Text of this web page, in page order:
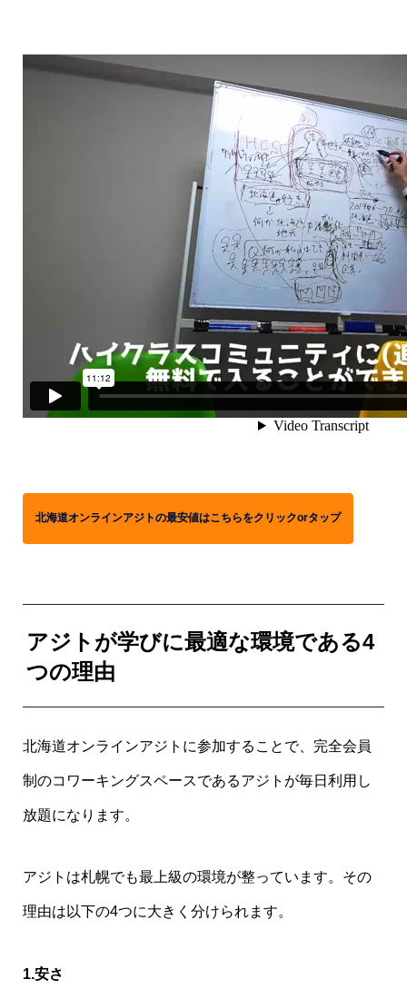
北海道オンラインアジトの最安値はこちらをクリックorタップ
アジトが学びに最適な環境である4
つの理由
北海道オンラインアジトに参加することで、完全会員
制のコワーキングスペースであるアジトが毎日利用し
放題になります。
アジトは札幌でも最上級の環境が整っています。その
理由は以下の4つに大きく分けられます。
1.安さ